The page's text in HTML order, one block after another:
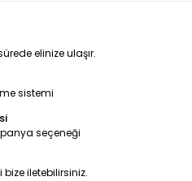
elinize ulaşır.
sistemi
seçeneği
bize iletebilirsiniz.